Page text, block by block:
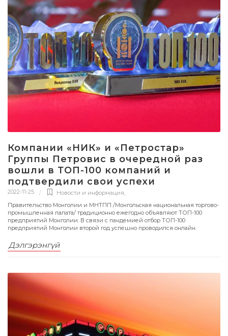
Компании «НИК» и «Петростар»
Группы Петровис в очередной раз
вошли в ТОП-100 компаний и
подтвердили свои успехи
2022-11-25 Новости и информация,
Правительство Монголии и МНТПП /Монгольская национальная торгово-
промышленная палата/ традиционно ежегодно объявляют ТОП-100
предприятий Монголии. В связи с пандемией отбор ТОП-100
предприятий Монголии второй год успешно проводился онлайн.
Дэлгэрэнгүй